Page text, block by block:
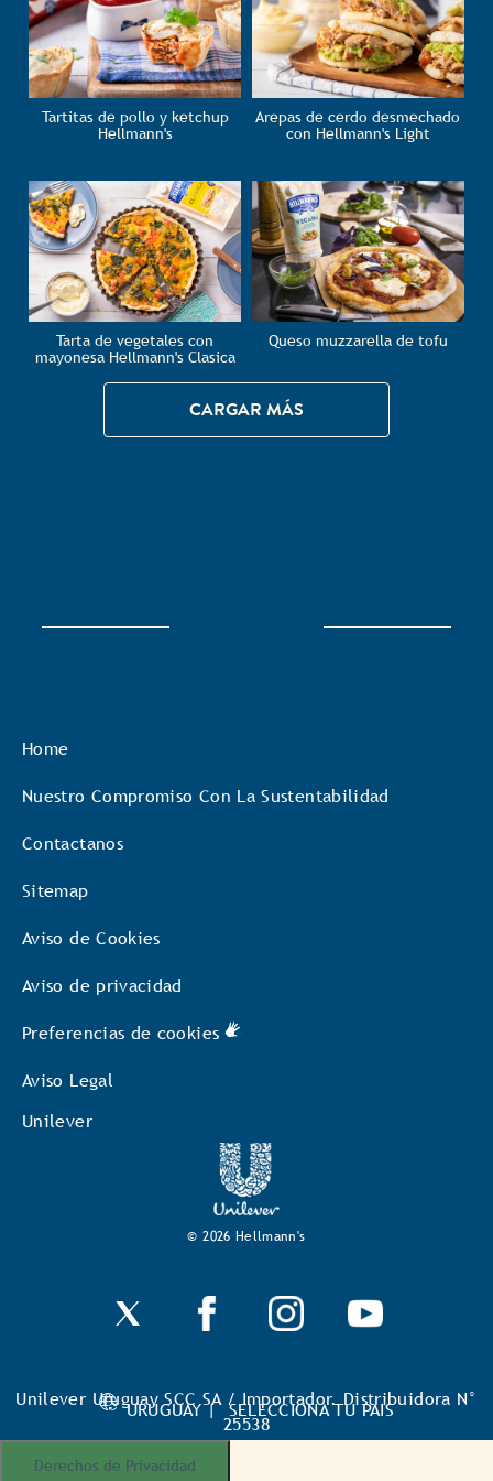
Tartitas de pollo y ketchup
Hellmann's
Arepas de cerdo desmechado
con Hellmann's Light
Tarta de vegetales con
mayonesa Hellmann's Clasica
Queso muzzarella de tofu
CARGAR MÁS
Home
Nuestro Compromiso Con La Sustentabilidad
Contactanos
Sitemap
Aviso de Cookies
Aviso de privacidad
Preferencias de cookies
Aviso Legal
Unilever
URUGUAY |SELECCIONA TU PAIS
© 2026 Hellmann's
Unilever Uruguay SCC SA / Importador. Distribuidora N°
25538
Derechos de Privacidad